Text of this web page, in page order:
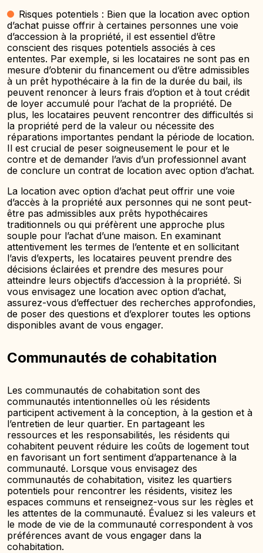
Risques potentiels : Bien que la location avec option
d’achat puisse offrir à certaines personnes une voie
d’accession à la propriété, il est essentiel d’être
conscient des risques potentiels associés à ces
ententes. Par exemple, si les locataires ne sont pas en
mesure d’obtenir du financement ou d’être admissibles
à un prêt hypothécaire à la fin de la durée du bail, ils
peuvent renoncer à leurs frais d’option et à tout crédit
de loyer accumulé pour l’achat de la propriété. De
plus, les locataires peuvent rencontrer des difficultés si
la propriété perd de la valeur ou nécessite des
réparations importantes pendant la période de location.
Il est crucial de peser soigneusement le pour et le
contre et de demander l’avis d’un professionnel avant
de conclure un contrat de location avec option d’achat.
La location avec option d’achat peut offrir une voie
d’accès à la propriété aux personnes qui ne sont peut-
être pas admissibles aux prêts hypothécaires
traditionnels ou qui préfèrent une approche plus
souple pour l’achat d’une maison. En examinant
attentivement les termes de l’entente et en sollicitant
l’avis d’experts, les locataires peuvent prendre des
décisions éclairées et prendre des mesures pour
atteindre leurs objectifs d’accession à la propriété. Si
vous envisagez une location avec option d’achat,
assurez-vous d’effectuer des recherches approfondies,
de poser des questions et d’explorer toutes les options
disponibles avant de vous engager.
Communautés de cohabitation
Les communautés de cohabitation sont des
communautés intentionnelles où les résidents
participent activement à la conception, à la gestion et à
l’entretien de leur quartier. En partageant les
ressources et les responsabilités, les résidents qui
cohabitent peuvent réduire les coûts de logement tout
en favorisant un fort sentiment d’appartenance à la
communauté. Lorsque vous envisagez des
communautés de cohabitation, visitez les quartiers
potentiels pour rencontrer les résidents, visitez les
espaces communs et renseignez-vous sur les règles et
les attentes de la communauté. Évaluez si les valeurs et
le mode de vie de la communauté correspondent à vos
préférences avant de vous engager dans la
cohabitation.